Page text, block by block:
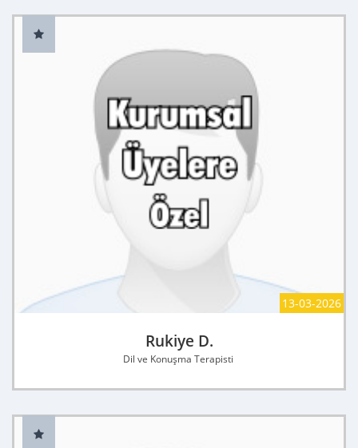
13-03-2026
Rukiye D.
Dil ve Konuşma Terapisti